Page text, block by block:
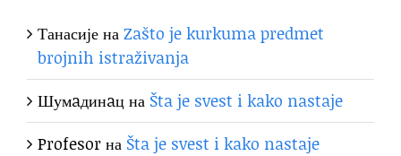
ТанасијенаZašto je kurkuma predmet
brojnih istraživanja
Шумaдинaцна Šta je svest i kako nastaje
Profesorна Šta je svest i kako nastaje